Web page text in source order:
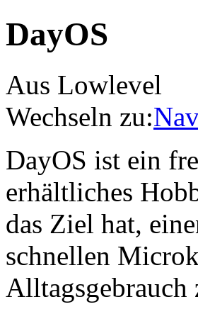
DayOS
Aus Lowlevel
Wechseln zu:
DayOS ist ein
erhältliches
das Ziel hat,
schnellen